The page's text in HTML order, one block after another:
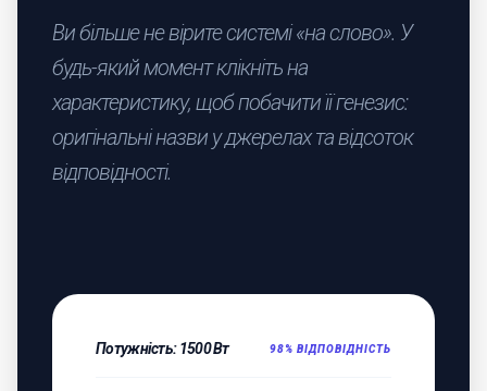
Ви більше не вірите системі «на слово». У
будь-який момент клікніть на
характеристику, щоб побачити її генезис:
оригінальні назви у джерелах та відсоток
відповідності.
Потужність: 1500 Вт 98% ВІДПОВІДНІСТЬ